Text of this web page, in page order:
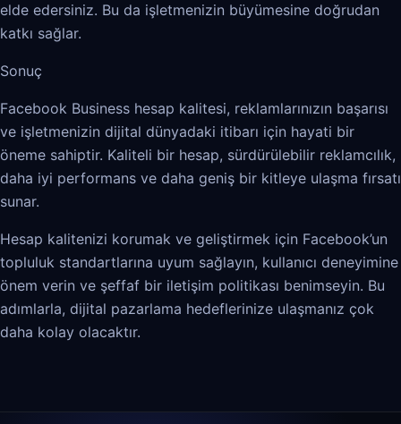
elde edersiniz. Bu da işletmenizin büyümesine doğrudan
katkı sağlar.
Sonuç
Facebook Business hesap kalitesi, reklamlarınızın başarısı
ve işletmenizin dijital dünyadaki itibarı için hayati bir
öneme sahiptir. Kaliteli bir hesap, sürdürülebilir reklamcılık,
daha iyi performans ve daha geniş bir kitleye ulaşma fırsatı
sunar.
Hesap kalitenizi korumak ve geliştirmek için Facebook’un
topluluk standartlarına uyum sağlayın, kullanıcı deneyimine
önem verin ve şeffaf bir iletişim politikası benimseyin. Bu
adımlarla, dijital pazarlama hedeflerinize ulaşmanız çok
daha kolay olacaktır.